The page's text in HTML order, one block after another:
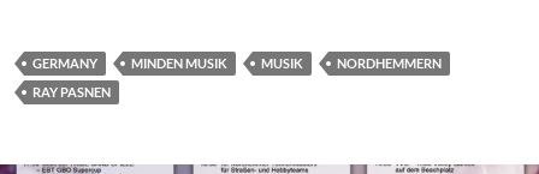
GERMANY MINDEN MUSIK MUSIK
NORDHEMMERN
RAY PASNEN